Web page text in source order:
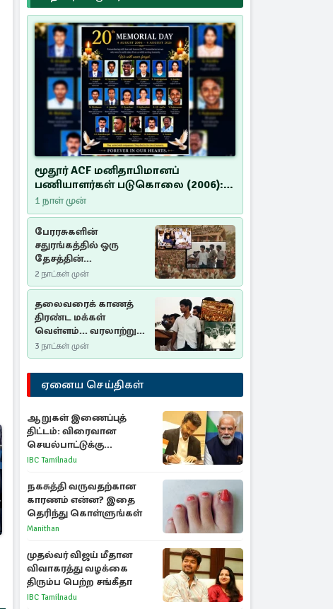
மூதூர் ACF மனிதாபிமானப்
பணியாளர்கள் படுகொலை (2006):
20 ஆண்டுகளாகியும் நீதி
மறுக்கப்பட்ட மனிதாபிமானப்
பேரவலம்
1 நாள் முன்
பேரரசுகளின்
சதுரங்கத்தில் ஒரு
தேசத்தின்
தீர்க்கதரிசனம் :
சுதுமலை பிரகடனம்
ஒரு வரலாற்றுப் பாடம்
2 நாட்கள் முன்
தலைவரைக் காணத்
திரண்ட மக்கள்
வெள்ளம்... வரலாற்றுச்
சிறப்புமிக்க சுதுமலைப்
பிரகடனம்…
3 நாட்கள் முன்
ஏனைய செய்திகள்
ஆறுகள் இணைப்புத்
திட்டம்: விரைவான
செயல்பாட்டுக்கு
பிரதமருக்கு முதலமைச்சர்
IBC Tamilnadu
நகசுத்தி வருவதற்கான
காரணம் என்ன? இதை
தெரிந்து கொள்ளுங்கள்
Manithan
முதல்வர் விஜய் மீதான
விவாகரத்து வழக்கை
திரும்ப பெற்ற சங்கீதா
IBC Tamilnadu